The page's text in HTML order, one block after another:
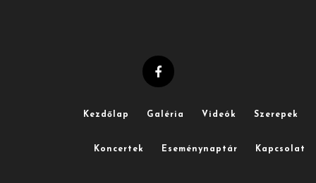
Kezdőlap Galéria Videók Szerepek
Koncertek Eseménynaptár Kapcsolat